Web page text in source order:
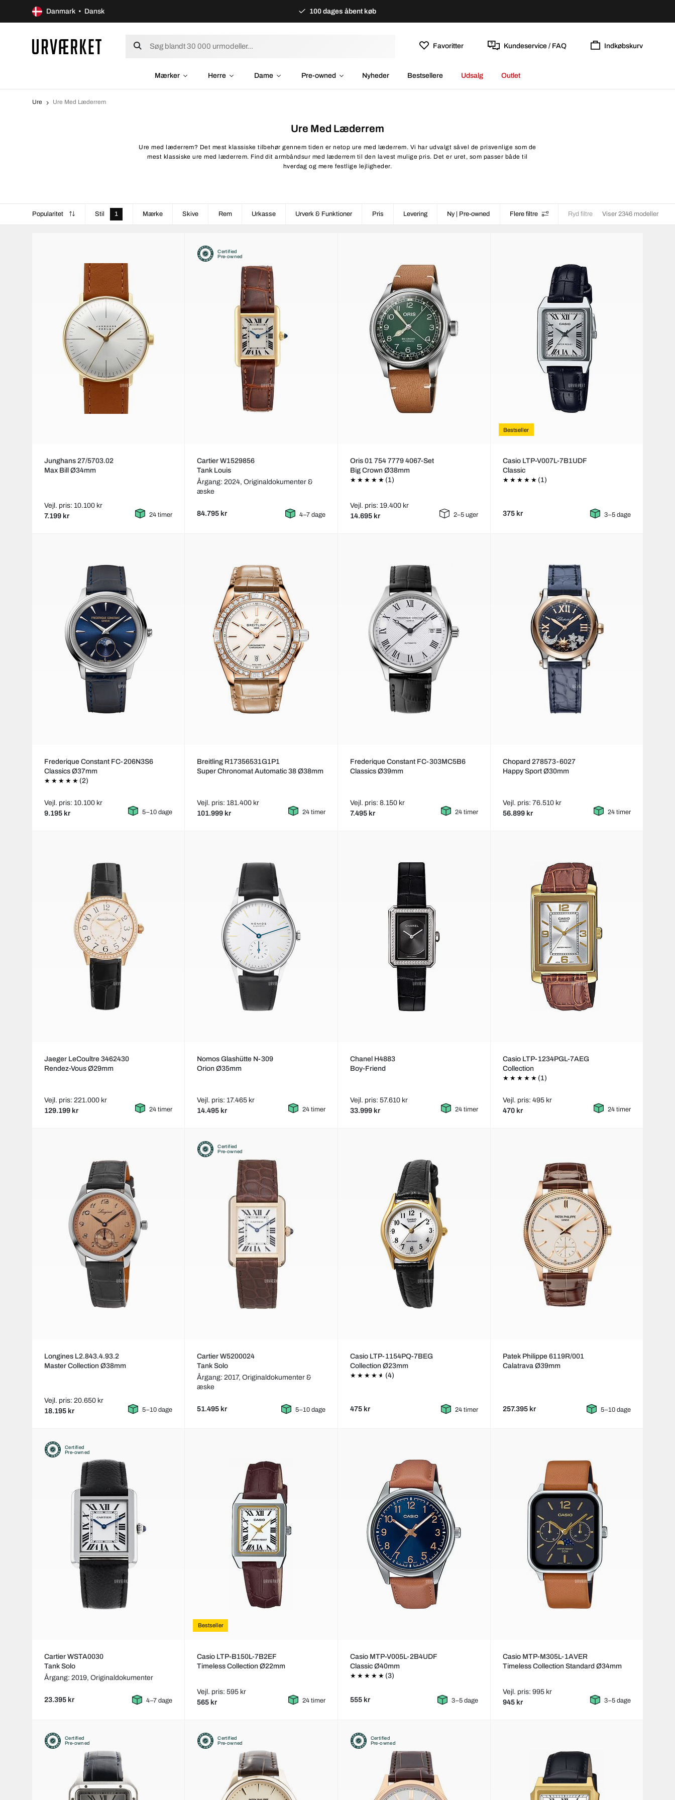
Danmark • Dansk 100 dages åbent køb
Favoritter Kundeservice / FAQ Indkøbskurv
Mærker Herre Dame Pre-owned Nyheder Bestsellere Udsalg Outlet
Ure Ure Med Læderrem
Ure Med Læderrem
Ure med læderrem? Det mest klassiske tilbehør gennem tiden er netop ure med læderrem. Vi har udvalgt såvel de prisvenlige som de
mest klassiske ure med læderrem. Find dit armbåndsur med læderrem til den lavest mulige pris. Det er uret, som passer både til
hverdag og mere festlige lejligheder.
Popularitet Stil 1 Mærke Skive Rem Urkasse Urverk & Funktioner Pris Levering Ny | Pre-owned Flere filtre Ryd filtre Viser 2346 modeller
Junghans 27/5703.02
Max Bill Ø34mm
Vejl. pris: 10.100 kr
7.199 kr 24 timer
Certified
Pre-owned
Cartier W1529856
Tank Louis
Årgang: 2024,Originaldokumenter &
æske
84.795 kr 4–7 dage
Oris 01 754 7779 4067-Set
Big Crown Ø38mm
(1)
Vejl. pris: 19.400 kr
14.695 kr 2–5 uger
Bestseller
Casio LTP-V007L-7B1UDF
Classic
(1)
375 kr 3–5 dage
Frederique Constant FC-206N3S6
Classics Ø37mm
(2)
Vejl. pris: 10.100 kr
9.195 kr 5–10 dage
Breitling R17356531G1P1
Super Chronomat Automatic 38 Ø38mm
Vejl. pris: 181.400 kr
101.999 kr 24 timer
Frederique Constant FC-303MC5B6
Classics Ø39mm
Vejl. pris: 8.150 kr
7.495 kr 24 timer
Chopard 278573-6027
Happy Sport Ø30mm
Vejl. pris: 76.510 kr
56.899 kr 24 timer
Jaeger LeCoultre 3462430
Rendez-Vous Ø29mm
Vejl. pris: 221.000 kr
129.199 kr 24 timer
Nomos Glashütte N-309
Orion Ø35mm
Vejl. pris: 17.465 kr
14.495 kr 24 timer
Chanel H4883
Boy-Friend
Vejl. pris: 57.610 kr
33.999 kr 24 timer
Casio LTP-1234PGL-7AEG
Collection
(1)
Vejl. pris: 495 kr
470 kr 24 timer
Longines L2.843.4.93.2
Master Collection Ø38mm
Vejl. pris: 20.650 kr
18.195 kr 5–10 dage
Certified
Pre-owned
Cartier W5200024
Tank Solo
Årgang: 2017,Originaldokumenter &
æske
51.495 kr 5–10 dage
Casio LTP-1154PQ-7BEG
Collection Ø23mm
(4)
475 kr 24 timer
Patek Philippe 6119R/001
Calatrava Ø39mm
257.395 kr 5–10 dage
Certified
Pre-owned
Cartier WSTA0030
Tank Solo
Årgang: 2019, Originaldokumenter
23.395 kr 4–7 dage
Bestseller
Casio LTP-B150L-7B2EF
Timeless Collection Ø22mm
Vejl. pris: 595 kr
565 kr 24 timer
Casio MTP-V005L-2B4UDF
Classic Ø40mm
(3)
555 kr 3–5 dage
Casio MTP-M305L-1AVER
Timeless Collection Standard Ø34mm
Vejl. pris: 995 kr
945 kr 3–5 dage
Certified
Pre-owned
Certified
Pre-owned
Certified
Pre-owned